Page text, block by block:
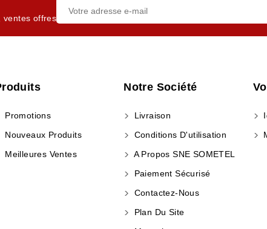
ventes offres
Promotions
Nouveaux Produits
Meilleures Ventes
Notre Société
Livraison
Conditions D'utilisation
A Propos SNE SOMETEL
Paiement Sécurisé
Contactez-Nous
Plan Du Site